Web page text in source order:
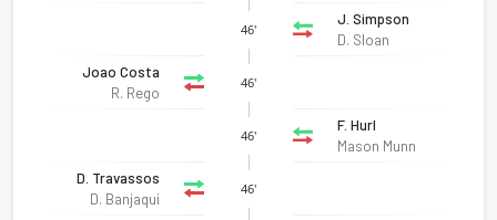
46'
J. Simpson
D. Sloan
Joao Costa
R. Rego
46'
46'
F. Hurl
Mason Munn
D. Travassos
D. Banjaqui
46'